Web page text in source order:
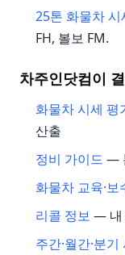
25톤 화물차 시
FH, 볼보 FM.
차주인닷컴이
화물차 시세 평
산출
정비 가이드 —
화물차 교육·보
리콜 정보 — 내
주간·월간·분